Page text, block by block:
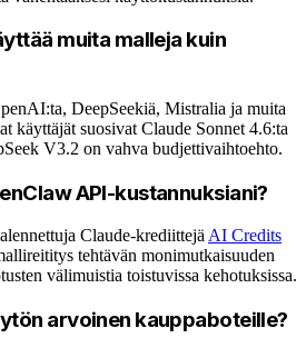
muita malleja kuin
DeepSeekiä, Mistralia ja muita
käyttäjät suosivat Claude Sonnet 4.6:ta
V3.2 on vahva budjettivaihtoehto.
API-kustannuksiani?
Claude-krediittejäAI Credits
tehtävän monimutkaisuuden
välimuistia toistuvissa kehotuksissa.
arvoinen kauppaboteille?